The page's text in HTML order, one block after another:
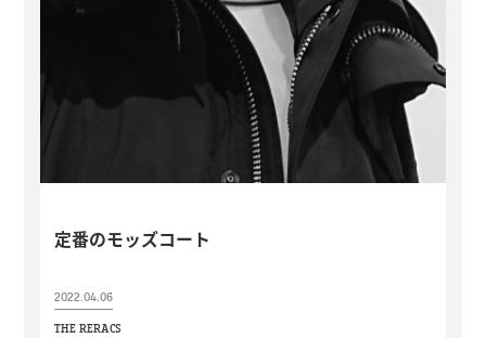
定番のモッズコート
2022.04.06
THE RERACS